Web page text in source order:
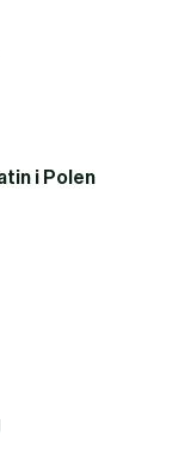
i Polen